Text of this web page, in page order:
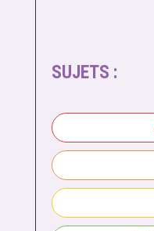
SUJETS :